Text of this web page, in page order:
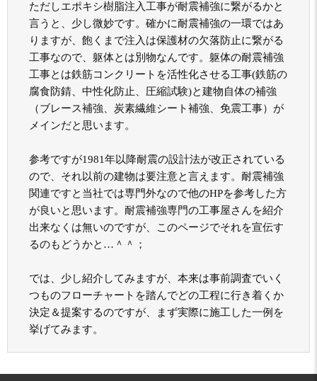
ただしエポキシ樹脂注入工事が耐震補強に繋がるかと
言うと、少し微妙です。確かに耐震補強の一環ではあ
りますが、飽くまで注入は保護材の欠落防止に繋がる
工事なので、躯体とは別物なんです。躯体の耐震補強
工事とは鉄筋コンクリートを活性化させる工事(鉄筋の
腐食防錆、中性化防止、圧縮試験)と建物自体の補強
（ブレース補強、炭素繊維シート補強、免震工事）が
メインだと思います。
参考ですが1981年以降耐震の設計法が改正されている
ので、それ以前の建物は要注意と言えます。耐震補強
関連ですと当社では専門外なので他のHPを参考した方
が良いと思います。耐震補強専門の工事屋さんを紹介
出来なくは無いのですが、このページでそれを宣伝す
るのもどうかと…＾＾；
では、少し紹介してみますが、本来は事前調査でいく
つものフローチャートを踏んでどの工程に行き着くか
決定＆提案するのですが、まず実際に施工した一例を
挙げてみます。